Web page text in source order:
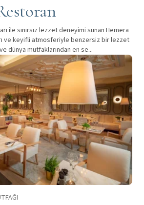
ile sınırsız lezzet deneyimi sunan Hemera
ve keyifli atmosferiyle benzersiz bir lezzet
dünya mutfaklarından en se...